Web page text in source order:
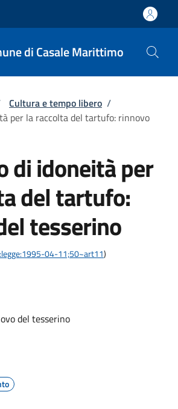
di Casale Marittimo
pane
Cultura e tempo libero /
per la raccolta del tartufo: rinnovo
di idoneità per
del tartufo:
tesserino
04-11;50~art11)
del tesserino